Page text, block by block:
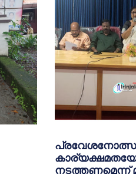
നടത്തണമെന്ന്